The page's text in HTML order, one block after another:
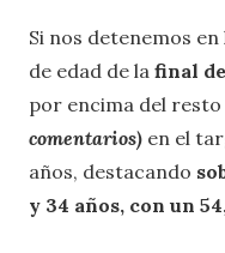
Si nos detenemos
de edad de la final
por encima del resto
comentarios) en el
años, destacando
y 34 años, con un